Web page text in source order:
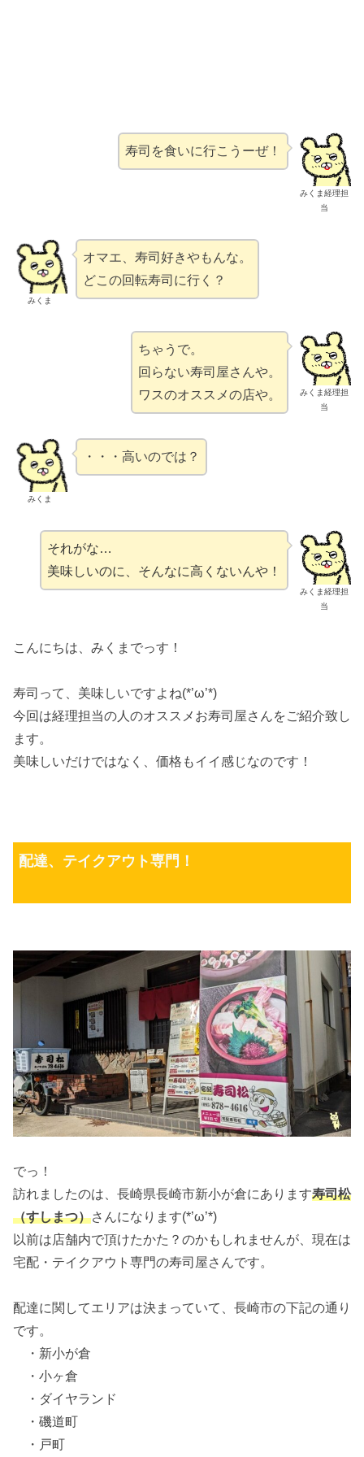
みくま経理担
当
寿司を食いに行こうーぜ！
みくま
オマエ、寿司好きやもんな。
どこの回転寿司に行く？
みくま経理担
当
ちゃうで。
回らない寿司屋さんや。
ワスのオススメの店や。
みくま
・・・高いのでは？
みくま経理担
当
それがな…
美味しいのに、そんなに高くないんや！
こんにちは、みくまでっす！
寿司って、美味しいですよね(*’ω’*)
今回は経理担当の人のオススメお寿司屋さんをご紹介致し
ます。
美味しいだけではなく、価格もイイ感じなのです！
配達、テイクアウト専門！
でっ！
訪れましたのは、長崎県長崎市新小が倉にあります寿司松
（すしまつ）さんになります(*’ω’*)
以前は店舗内で頂けたかた？のかもしれませんが、現在は
宅配・テイクアウト専門の寿司屋さんです。
配達に関してエリアは決まっていて、長崎市の下記の通り
です。
・新小が倉
・小ヶ倉
・ダイヤランド
・磯道町
・戸町